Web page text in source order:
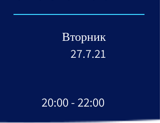
Вторник
27.7.21
20:00 - 22:00